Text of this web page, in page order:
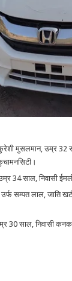
उम्र 32 साल,
34 साल, निवासी
उर्फ सम्पत लाल, जाति
30 साल, निवासी कनक